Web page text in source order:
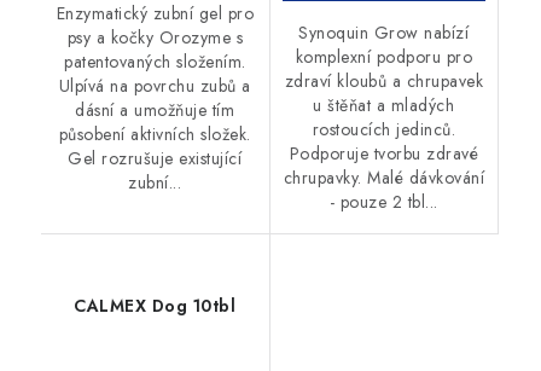
Enzymatický zubní gel pro
psy a kočky Orozyme s
patentovaných složením.
Ulpívá na povrchu zubů a
dásní a umožňuje tím
působení aktivních složek.
Gel rozrušuje existující
zubní...
Synoquin Grow nabízí
komplexní podporu pro
zdraví kloubů a chrupavek
u štěňat a mladých
rostoucích jedinců.
Podporuje tvorbu zdravé
chrupavky. Malé dávkování
- pouze 2 tbl...
CALMEX Dog 10tbl